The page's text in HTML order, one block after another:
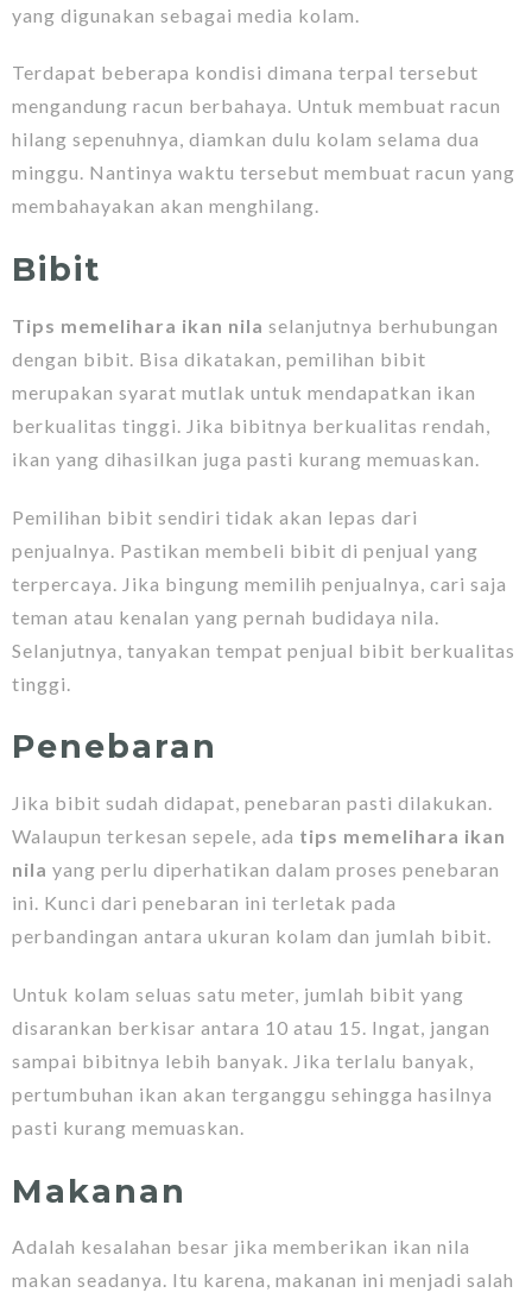
yang digunakan sebagai media kolam.
Terdapat beberapa kondisi dimana terpal tersebut
mengandung racun berbahaya. Untuk membuat racun
hilang sepenuhnya, diamkan dulu kolam selama dua
minggu. Nantinya waktu tersebut membuat racun yang
membahayakan akan menghilang.
Bibit
Tips memelihara ikan nila selanjutnya berhubungan
dengan bibit. Bisa dikatakan, pemilihan bibit
merupakan syarat mutlak untuk mendapatkan ikan
berkualitas tinggi. Jika bibitnya berkualitas rendah,
ikan yang dihasilkan juga pasti kurang memuaskan.
Pemilihan bibit sendiri tidak akan lepas dari
penjualnya. Pastikan membeli bibit di penjual yang
terpercaya. Jika bingung memilih penjualnya, cari saja
teman atau kenalan yang pernah budidaya nila.
Selanjutnya, tanyakan tempat penjual bibit berkualitas
tinggi.
Penebaran
Jika bibit sudah didapat, penebaran pasti dilakukan.
Walaupun terkesan sepele, ada tips memelihara ikan
nila yang perlu diperhatikan dalam proses penebaran
ini. Kunci dari penebaran ini terletak pada
perbandingan antara ukuran kolam dan jumlah bibit.
Untuk kolam seluas satu meter, jumlah bibit yang
disarankan berkisar antara 10 atau 15. Ingat, jangan
sampai bibitnya lebih banyak. Jika terlalu banyak,
pertumbuhan ikan akan terganggu sehingga hasilnya
pasti kurang memuaskan.
Makanan
Adalah kesalahan besar jika memberikan ikan nila
makan seadanya. Itu karena, makanan ini menjadi salah